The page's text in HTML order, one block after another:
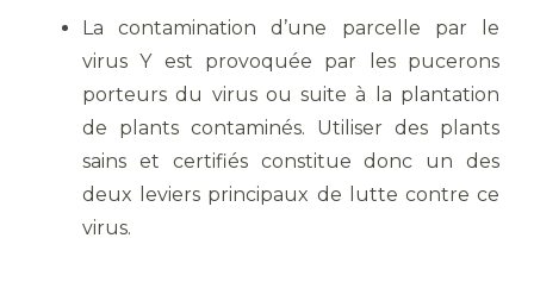
La contamination d’une parcelle par le
virus Y est provoquée par les pucerons
porteurs du virus ou suite à la plantation
de plants contaminés. Utiliser des plants
sains et certifiés constitue donc un des
deux leviers principaux de lutte contre ce
virus.